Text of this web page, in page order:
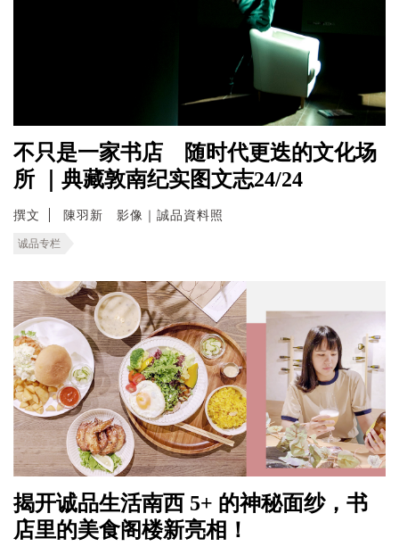
不只是一家书店 随时代更迭的文化场
所 ｜典藏敦南纪实图文志24/24
撰文 陳羽新 影像｜誠品資料照
诚品专栏
揭开诚品生活南西 5+ 的神秘面纱，书
店里的美食阁楼新亮相！